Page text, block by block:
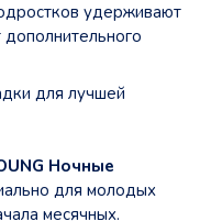
удерживают
для лучшей
Ночные
для молодых
месячных.